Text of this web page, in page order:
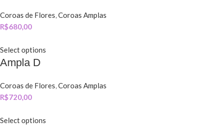
Coroas de Flores,Coroas Amplas
R$680,00
Select options
Ampla D
Coroas de Flores,Coroas Amplas
R$720,00
Select options